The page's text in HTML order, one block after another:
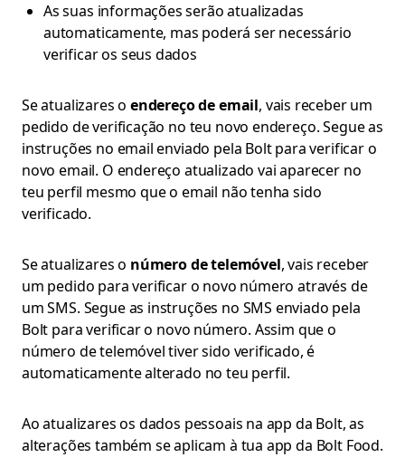
As suas informações serão atualizadas
automaticamente, mas poderá ser necessário
verificar os seus dados
Se atualizares oendereço de email, vais receber um
pedido de verificação no teu novo endereço. Segue as
instruções no email enviado pela Bolt para verificar o
novo email. O endereço atualizado vai aparecer no
teu perfil mesmo que o email não tenha sido
verificado.
Se atualizares o número de telemóvel, vais receber
um pedido para verificar o novo número através de
um SMS. Segue as instruções no SMS enviado pela
Bolt para verificar o novo número. Assim que o
número de telemóvel tiver sido verificado, é
automaticamente alterado no teu perfil.
Ao atualizares os dados pessoais na app da Bolt, as
alterações também se aplicam à tua app da Bolt Food.